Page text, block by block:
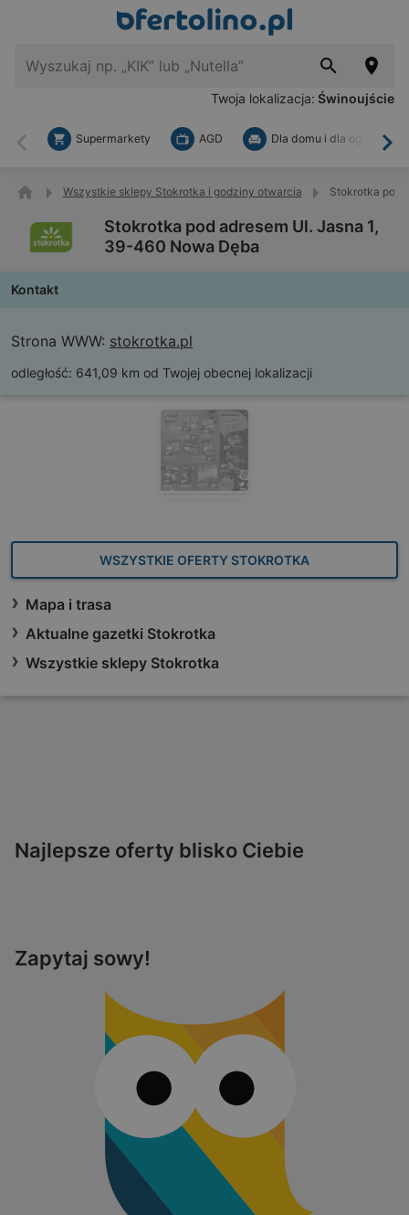
Twoja lokalizacja: Świnoujście
Wstecz
Supermarkety AGD Dla domu i dla ogrodu
Wszystkie sklepy Stokrotka i godziny otwarcia Stokrotka pod
Stokrotka pod adresem Ul. Jasna 1,
39-460 Nowa Dęba
Kontakt
Strona WWW: stokrotka.pl
odległość: 641,09 km od Twojej obecnej lokalizacji
WSZYSTKIE OFERTY STOKROTKA
Mapa i trasa
Aktualne gazetki Stokrotka
Wszystkie sklepy Stokrotka
Najlepsze oferty blisko Ciebie
Zapytaj sowy!